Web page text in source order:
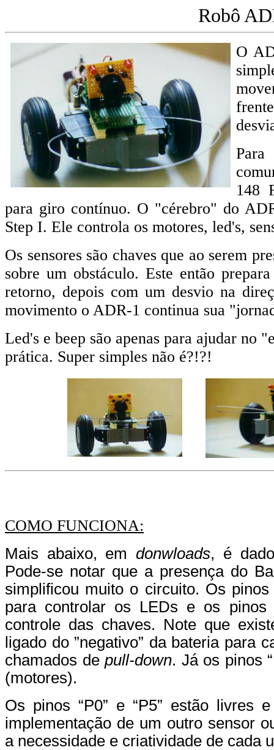
Robô
O
148
para giro contínuo. O "cérebro" do
Step I. Ele controla os motores, led's,
Os sensores são chaves que ao serem
sobre um obstáculo. Este então
retorno, depois com um desvio na
movimento o ADR-1 continua sua
Led's e beep são apenas para ajudar no
prática. Super simples não é?!?!
COMO FUNCIONA:
Mais abaixo, emdonwloads, é
Pode-se notar que a presença do
simplificou muito o circuito. Os pinos
para controlar os LEDs e os pinos
controle das chaves. Note que
ligado do ”negativo” da bateria para
chamados depull-down. Já os pinos
(motores).
Os pinos “P0” e “P5” estão livres
implementação de um outro sensor
a necessidade e criatividade de cada